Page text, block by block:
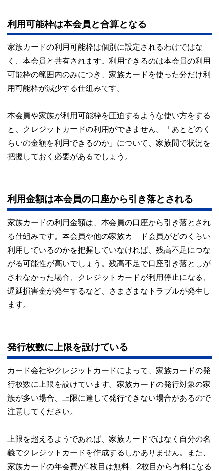
利用可能枠は本会員と合算となる
家族カードの利用可能枠は個別に設定されるわけではな
く、本会員と共有されます。利用できるのは本会員の利用
可能枠の範囲内のみにつき、家族カードを使った分だけ利
用可能枠が減少する仕組みです。
本会員や家族が利用可能枠を圧迫するような使い方をする
と、クレジットカードの利用ができません。「あとどのく
らいの金額を利用できるのか」について、家族間で状況を
把握しておく必要があるでしょう。
利用金額は本会員の口座から引き落とされる
家族カードの利用金額は、本会員の口座から引き落とされ
る仕組みです。本会員や他の家族カード会員がどのくらい
利用しているのかを把握していなければ、残高不足につな
がる可能性が高いでしょう。残高不足で口座引き落としが
されなかった場合、クレジットカードが利用停止になる、
遅延損害金が発生するなど、さまざまなトラブルが発生し
ます。
発行枚数に上限を設けている
カード会社やクレジットカードによって、家族カードの発
行枚数に上限を設けています。家族カードの発行対象の家
族が多い場合、上限に達して発行できない場合があるので
注意してください。
上限を超えるようであれば、家族カードではなく自分の名
義でクレジットカードを作成するしかありません。また、
家族カードの年会費が1枚目は無料、2枚目から有料になる